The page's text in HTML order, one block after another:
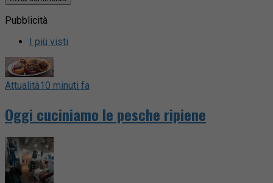
Pubblicità
I più visti
Attualità10 minuti fa
Oggi cuciniamo le pesche ripiene